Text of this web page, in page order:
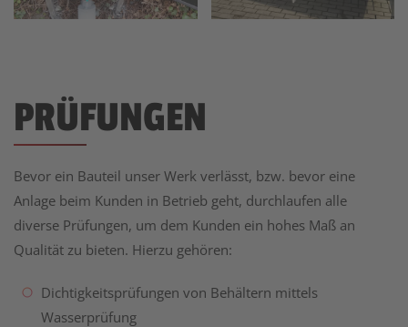
PRÜFUNGEN
Bevor ein Bauteil unser Werk verlässt, bzw. bevor eine
Anlage beim Kunden in Betrieb geht, durchlaufen alle
diverse Prüfungen, um dem Kunden ein hohes Maß an
Qualität zu bieten. Hierzu gehören:
Dichtigkeitsprüfungen von Behältern mittels
Wasserprüfung